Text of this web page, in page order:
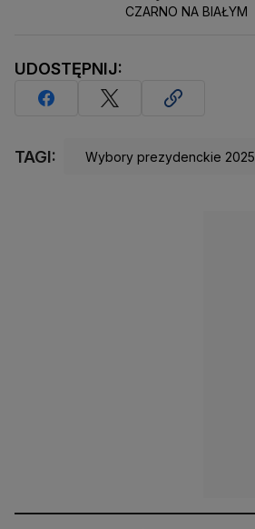
CZARNO NA BIAŁYM
UDOSTĘPNIJ:
TAGI: Wybory prezydenckie 2025